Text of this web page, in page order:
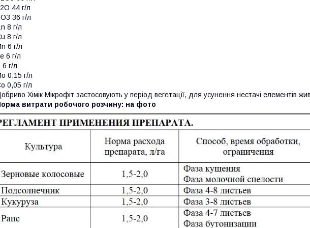
44 г/л
36 г/л
8 г/л
8 г/л
6 г/л
6 г/л
6 г/л
0,15 г/л
0,05 г/л
Хімік Мікрофіт застосовують у період вегетації, для усунення нестачі елементів
витрати робочого розчину: на фото